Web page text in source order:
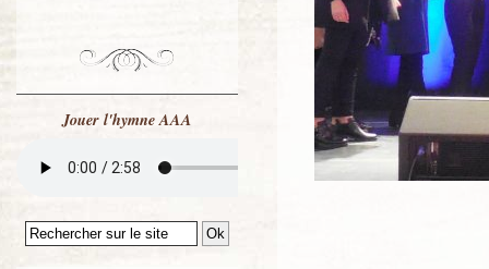
Jouer l'hymne AAA